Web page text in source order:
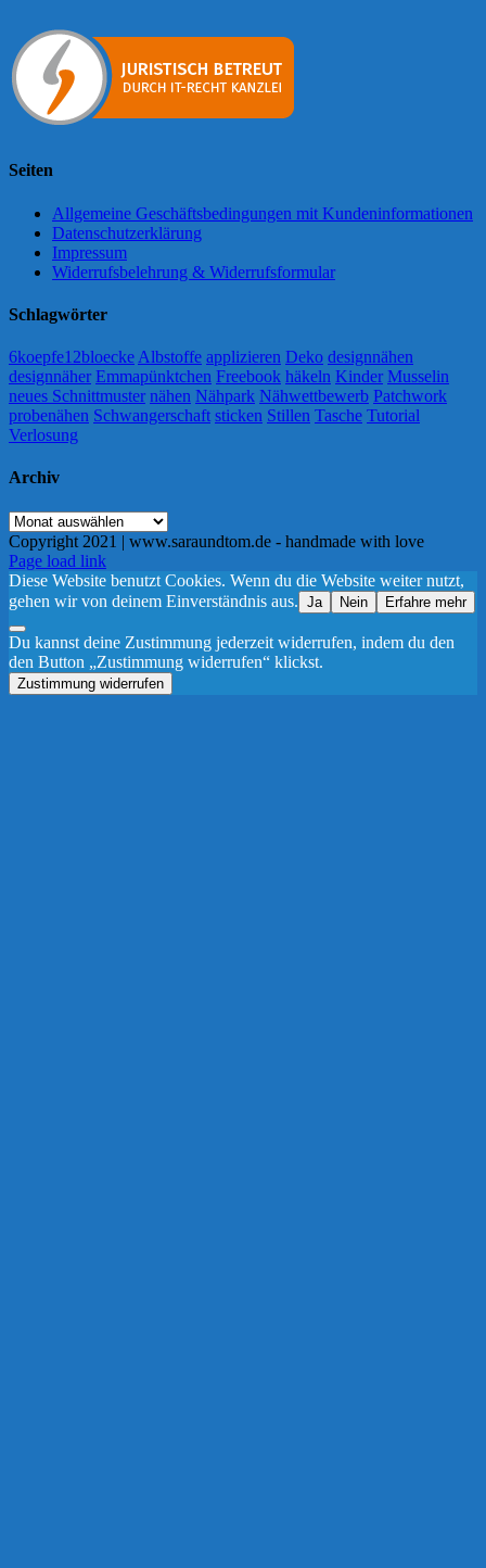
Seiten
Allgemeine Geschäftsbedingungen mit Kundeninformationen
Datenschutzerklärung
Impressum
Widerrufsbelehrung & Widerrufsformular
Schlagwörter
6koepfe12bloecke Albstoffe applizieren Deko designnähen
designnäher Emmapünktchen Freebook häkeln Kinder Musselin
neues Schnittmuster nähen Nähpark Nähwettbewerb Patchwork
probenähen Schwangerschaft sticken Stillen Tasche Tutorial
Verlosung
Archiv
Archiv
Copyright 2021 | www.saraundtom.de - handmade with love
Instagram
Page load link
Diese Website benutzt Cookies. Wenn du die Website weiter nutzt,
gehen wir von deinem Einverständnis aus. Ja Nein Erfahre mehr
Du kannst deine Zustimmung jederzeit widerrufen, indem du den
den Button „Zustimmung widerrufen“ klickst.
Zustimmung widerrufen